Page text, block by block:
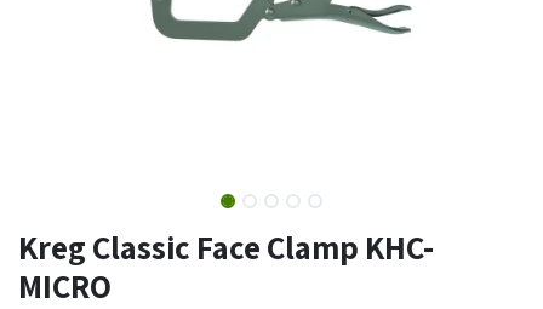
Kreg Classic Face Clamp KHC-
MICRO